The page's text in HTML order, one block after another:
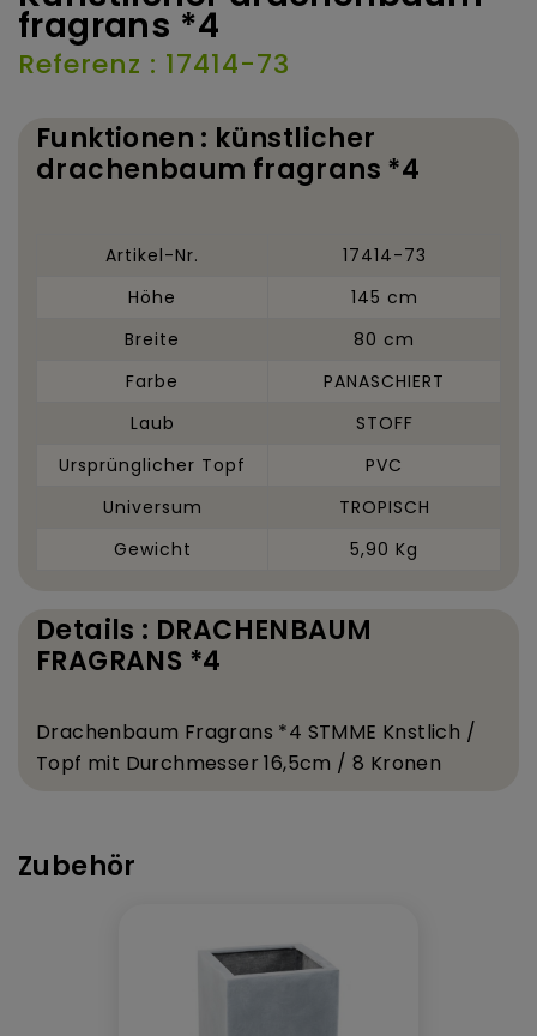
fragrans *4
Referenz : 17414-73
Funktionen : künstlicher
drachenbaum fragrans *4
Artikel-Nr.
17414-73
Höhe
145 cm
Breite
80 cm
Farbe
PANASCHIERT
Laub
STOFF
Ursprünglicher Topf
PVC
Universum
TROPISCH
Gewicht
5,90 Kg
Details : DRACHENBAUM
FRAGRANS *4
Drachenbaum Fragrans *4 STMME Knstlich /
Topf mit Durchmesser 16,5cm / 8 Kronen
Zubehör